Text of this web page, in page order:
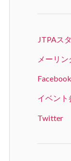
22
JTPAス
メーリン
イベント
Twitter